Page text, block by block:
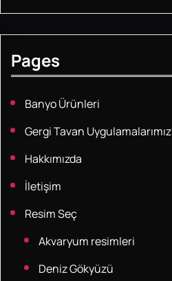
Pages
Banyo Ürünleri
Gergi Tavan Uygulamalarımız
Hakkımızda
İletişim
Resim Seç
Akvaryum resimleri
Deniz Gökyüzü